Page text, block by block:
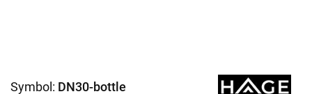
Symbol: DN30-bottle